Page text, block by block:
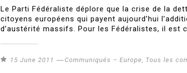
Le Parti Fédéraliste déplore que la crise de la
citoyens européens qui payent aujourd’hui
d’austérité massifs. Pour les Fédéralistes, il est
15 June 2011 Communiqués – Europe, Tous les